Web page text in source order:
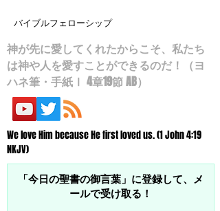
バイブルフェローシップ
神が先に愛してくれたからこそ、私たち
は神や人を愛すことができるのだ！（ヨ
ハネ筆・手紙Ⅰ 4章19節 AB）
We love Him because He first loved us. (1 John 4:19
NKJV)
「今日の聖書の御言葉」に登録して、メ
ールで受け取る！